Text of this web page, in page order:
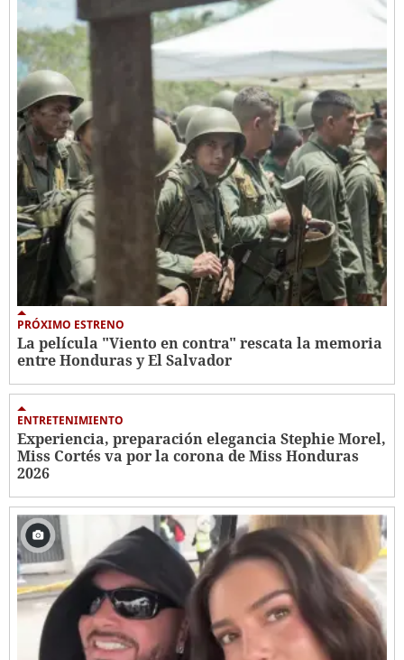
PRÓXIMO ESTRENO
La película "Viento en contra" rescata la memoria
entre Honduras y El Salvador
ENTRETENIMIENTO
Experiencia, preparación elegancia Stephie Morel,
Miss Cortés va por la corona de Miss Honduras
2026